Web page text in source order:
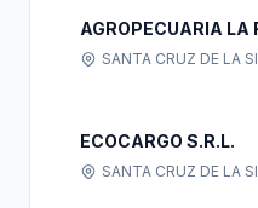
AGROPECUARIA LA
SANTA CRUZ DE LA
ECOCARGO S.R.L.
SANTA CRUZ DE LA